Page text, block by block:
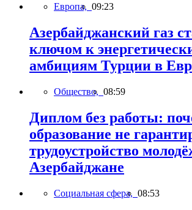
Европа, 09:23
Азербайджанский газ
ключом к
амбициям Турции в
Общество, 08:59
Диплом без работы:
образование не
трудоустройство
Азербайджане
Социальная сфера, 08:53